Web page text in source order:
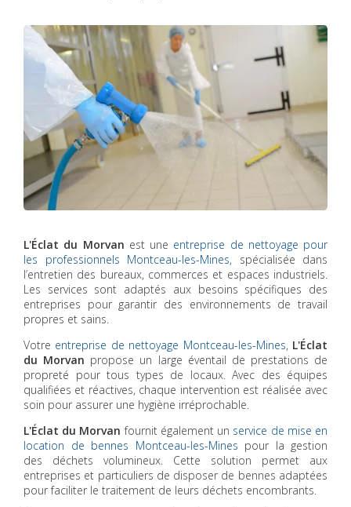
L'Éclat du Morvan est une entreprise de nettoyage pour
les professionnels Montceau-les-Mines, spécialisée dans
l’entretien des bureaux, commerces et espaces industriels.
Les services sont adaptés aux besoins spécifiques des
entreprises pour garantir des environnements de travail
propres et sains.
Votre entreprise de nettoyage Montceau-les-Mines, L'Éclat
du Morvan propose un large éventail de prestations de
propreté pour tous types de locaux. Avec des équipes
qualifiées et réactives, chaque intervention est réalisée avec
soin pour assurer une hygiène irréprochable.
L'Éclat du Morvan fournit également un service de mise en
location de bennes Montceau-les-Mines pour la gestion
des déchets volumineux. Cette solution permet aux
entreprises et particuliers de disposer de bennes adaptées
pour faciliter le traitement de leurs déchets encombrants.